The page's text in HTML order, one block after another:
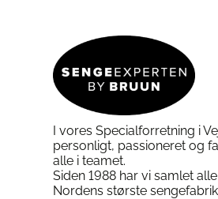
I vores Specialforretning i
personligt, passioneret og
alle i teamet.
Siden 1988 har vi samlet
Nordens største